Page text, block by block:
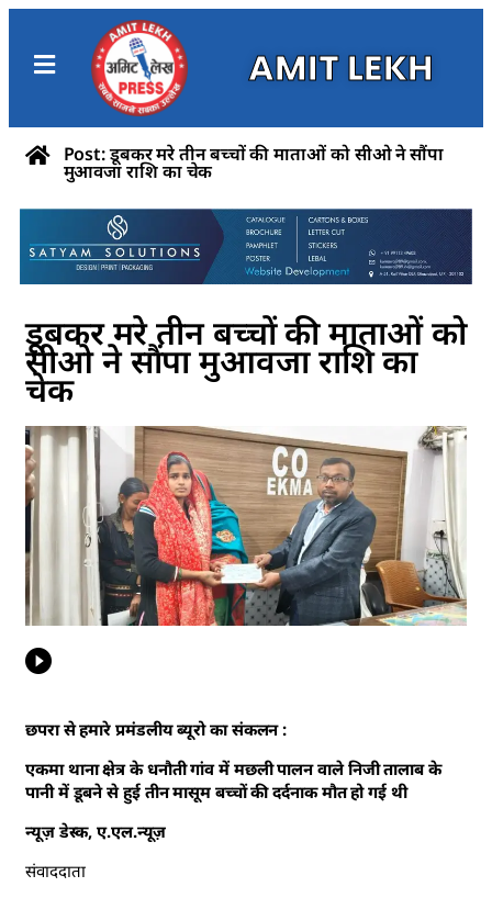
AMIT LEKH
Post: डूबकर मरे तीन बच्चों की माताओं को सीओ ने सौंपा
मुआवजा राशि का चेक
डूबकर मरे तीन बच्चों की माताओं को
सीओ ने सौंपा मुआवजा राशि का
चेक
छपरा से हमारे प्रमंडलीय ब्यूरो का संकलन :
एकमा थाना क्षेत्र के धनौती गांव में मछली पालन वाले निजी तालाब के
पानी में डूबने से हुई तीन मासूम बच्चों की दर्दनाक मौत हो गई थी
न्यूज़ डेस्क, ए.एल.न्यूज़
संवाददाता